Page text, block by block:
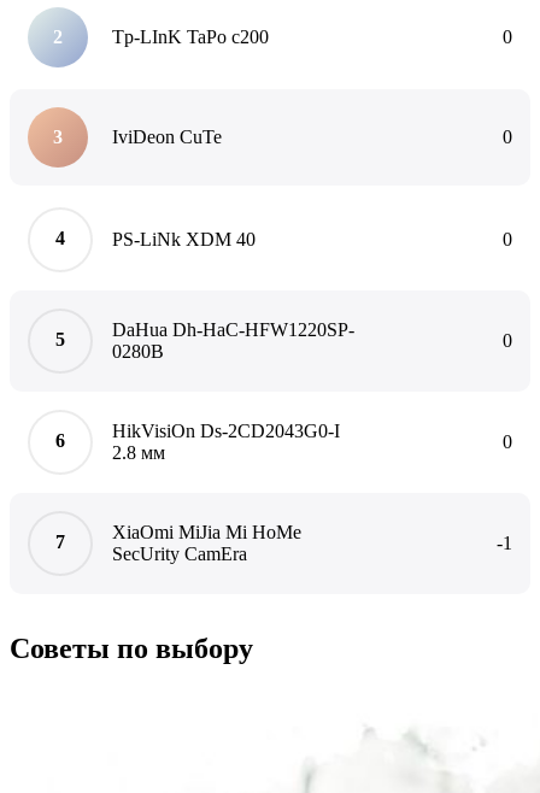
Tp-LInK TaPo c200 0
IviDeon CuTe 0
PS-LiNk XDM 40 0
DaHua Dh-HaC-HFW1220SP-
0280B
0
HikVisiOn Ds-2CD2043G0-I
2.8 мм
0
XiaOmi MiJia Mi HoMe
SecUrity CamEra
-1
Советы по выбору